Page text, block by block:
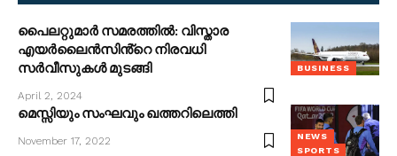
BUSINESS
പൈലറ്റുമാർ സമരത്തിൽ: വിസ്താര
എയർലൈൻസിൻ്റെ നിരവധി
സർവീസുകൾ മുടങ്ങി
April 2, 2024
NEWS
SPORTS
മെസ്സിയും സംഘവും ഖത്തറിലെത്തി
November 17, 2022